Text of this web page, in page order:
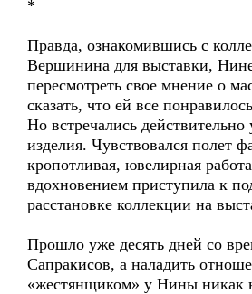
*
Правда, ознакомившись с
Вершинина для выставки,
пересмотреть свое мнение о
сказать, что ей все
Но встречались
изделия. Чувствовался полет
кропотливая, ювелирная
вдохновением приступила к
расстановке коллекции на
Прошло уже десять дней со
Сапракисов, а наладить
«жестянщиком» у Нины никак